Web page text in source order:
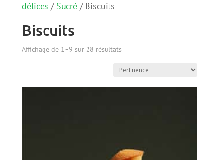
délices / Sucré/ Biscuits
Biscuits
Affichage de 1–9 sur 28 résultats